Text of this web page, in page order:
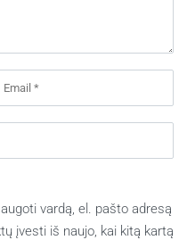
vardą, el. pašto adresą
įvesti iš naujo, kai kitą kartą